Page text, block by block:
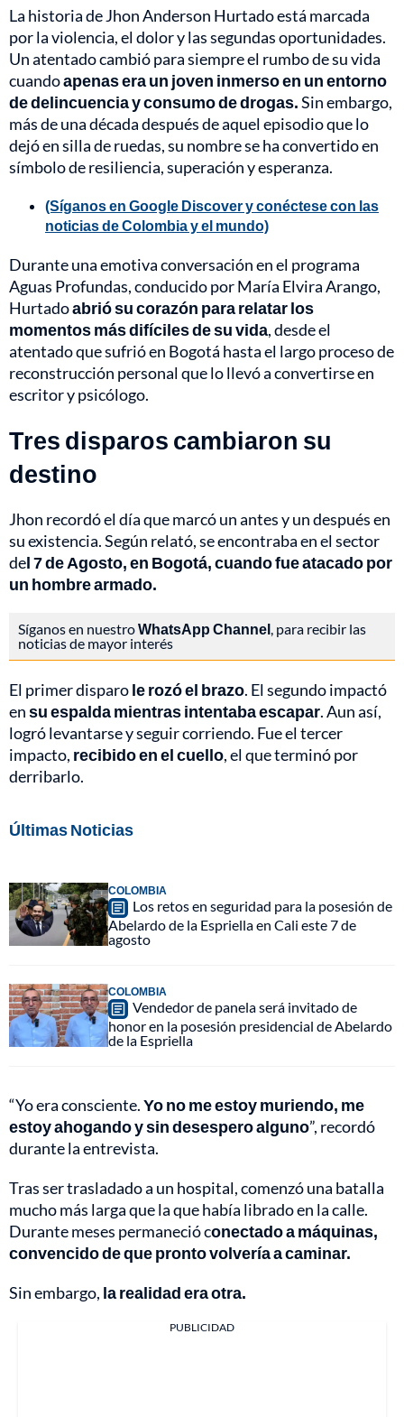
La historia de Jhon Anderson Hurtado está marcada
por la violencia, el dolor y las segundas oportunidades.
Un atentado cambió para siempre el rumbo de su vida
cuandoapenas era un joven inmerso en un entorno
de delincuencia y consumo de drogas.Sin embargo,
más de una década después de aquel episodio que lo
dejó en silla de ruedas, su nombre se ha convertido en
símbolo de resiliencia, superación y esperanza.
(Síganos en Google Discover y conéctese con las
noticias de Colombia y el mundo)
Durante una emotiva conversación en el programa
Aguas Profundas, conducido por María Elvira Arango,
Hurtadoabrió su corazón para relatar los
momentos más difíciles de su vida, desde el
atentado que sufrió en Bogotá hasta el largo proceso de
reconstrucción personal que lo llevó a convertirse en
escritor y psicólogo.
Tres disparos cambiaron su
destino
Jhon recordó el día que marcó un antes y un después en
su existencia. Según relató, se encontraba en el sector
del 7 de Agosto, en Bogotá, cuando fue atacado por
un hombre armado.
Síganos en nuestroWhatsApp Channel , para recibir las
noticias de mayor interés
El primer disparole rozó el brazo. El segundo impactó
ensu espalda mientras intentaba escapar. Aun así,
logró levantarse y seguir corriendo. Fue el tercer
impacto, recibido en el cuello, el que terminó por
derribarlo.
Últimas Noticias
COLOMBIA
Los retos en seguridad para la posesión de
Abelardo de la Espriella en Cali este 7 de
agosto
COLOMBIA
Vendedor de panela será invitado de
honor en la posesión presidencial de Abelardo
de la Espriella
“Yo era consciente.Yo no me estoy muriendo, me
estoy ahogando y sin desespero alguno”, recordó
durante la entrevista.
Tras ser trasladado a un hospital, comenzó una batalla
mucho más larga que la que había librado en la calle.
Durante meses permaneció conectado a máquinas,
convencido de que pronto volvería a caminar.
Sin embargo, la realidad era otra.
PUBLICIDAD